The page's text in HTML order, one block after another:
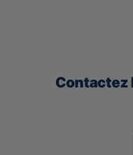
Contactez